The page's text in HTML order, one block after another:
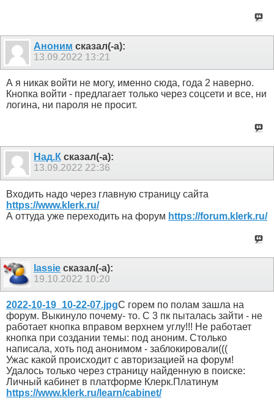
Аноним сказал(-а):
13.09.2022 13:21
А я никак войти не могу, именно сюда, года 2 наверно.
Кнопка войти - предлагает только через соцсети и все, ни
логина, ни пароля не просит.
Над.К сказал(-а):
13.09.2022 22:36
Входить надо через главную страницу сайта
https://www.klerk.ru/
А оттуда уже переходить на форум https://forum.klerk.ru/
lassie сказал(-а):
19.10.2022 10:20
2022-10-19_10-22-07.jpgС горем по полам зашла на
форум. Выкинуло почему- то. С 3 пк пыталась зайти - не
работает кнопка вправом верхнем углу!!! Не работает
кнопка при создании темы: под аноним. Столько
написала, хоть под анонимом - заблокировали(((
Ужас какой происходит с авторизацией на форум!
Удалось только через страницу найденную в поиске:
Личный кабинет в платформе Клерк.Платинум
https://www.klerk.ru/learn/cabinet/